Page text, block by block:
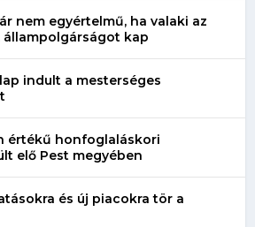
nem egyértelmű, ha valaki az
állampolgárságot kap
indult a mesterséges
értékű honfoglaláskori
elő Pest megyében
és új piacokra tör a